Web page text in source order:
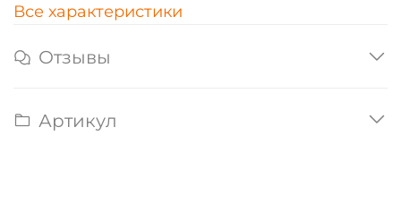
Все характеристики
Отзывы
Артикул